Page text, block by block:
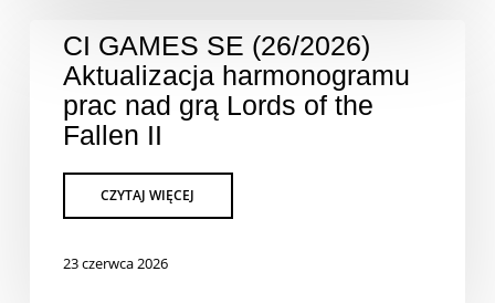
CI GAMES SE (26/2026)
Aktualizacja harmonogramu
prac nad grą Lords of the
Fallen II
23 czerwca 2026